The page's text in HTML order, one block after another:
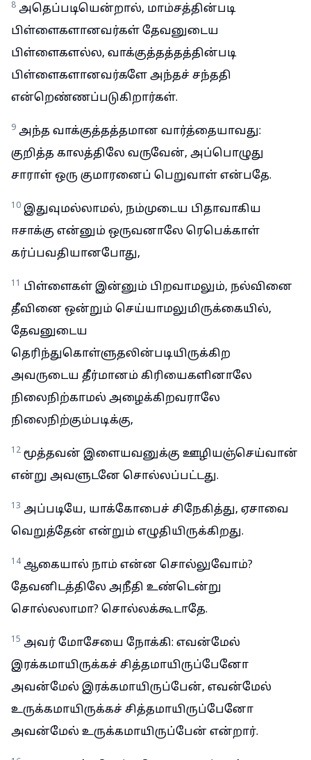
8 அதெப்படியென்றால், மாம்சத்தின்படி
பிள்ளைகளானவர்கள் தேவனுடைய
பிள்ளைகளல்ல, வாக்குத்தத்தத்தின்படி
பிள்ளைகளானவர்களே அந்தச் சந்ததி
என்றெண்ணப்படுகிறார்கள்.
9 அந்த வாக்குத்தத்தமான வார்த்தையாவது:
குறித்த காலத்திலே வருவேன், அப்பொழுது
சாராள் ஒரு குமாரனைப் பெறுவாள் என்பதே.
10 இதுவுமல்லாமல், நம்முடைய பிதாவாகிய
ஈசாக்கு என்னும் ஒருவனாலே ரெபெக்காள்
கர்ப்பவதியானபோது,
11 பிள்ளைகள் இன்னும் பிறவாமலும், நல்வினை
தீவினை ஒன்றும் செய்யாமலுமிருக்கையில்,
தேவனுடைய
தெரிந்துகொள்ளுதலின்படியிருக்கிற
அவருடைய தீர்மானம் கிரியைகளினாலே
நிலைநிற்காமல் அழைக்கிறவராலே
நிலைநிற்கும்படிக்கு,
12 மூத்தவன் இளையவனுக்கு ஊழியஞ்செய்வான்
என்று அவளுடனே சொல்லப்பட்டது.
13 அப்படியே, யாக்கோபைச் சிநேகித்து, ஏசாவை
வெறுத்தேன் என்றும் எழுதியிருக்கிறது.
14 ஆகையால் நாம் என்ன சொல்லுவோம்?
தேவனிடத்திலே அநீதி உண்டென்று
சொல்லலாமா? சொல்லக்கூடாதே.
15 அவர் மோசேயை நோக்கி: எவன்மேல்
இரக்கமாயிருக்கச் சித்தமாயிருப்பேனோ
அவன்மேல் இரக்கமாயிருப்பேன், எவன்மேல்
உருக்கமாயிருக்கச் சித்தமாயிருப்பேனோ
அவன்மேல் உருக்கமாயிருப்பேன் என்றார்.